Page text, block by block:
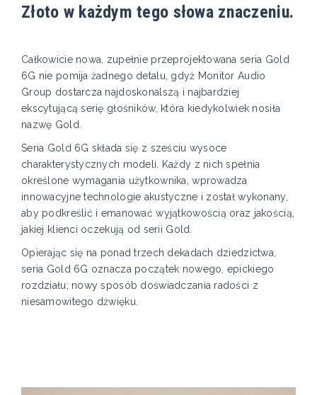
Złoto w każdym tego słowa znaczeniu.
Całkowicie nowa, zupełnie przeprojektowana seria Gold
6G nie pomija żadnego detalu, gdyż Monitor Audio
Group dostarcza najdoskonalszą i najbardziej
ekscytującą serię głośników, która kiedykolwiek nosiła
nazwę Gold.
Seria Gold 6G składa się z sześciu wysoce
charakterystycznych modeli. Każdy z nich spełnia
określone wymagania użytkownika, wprowadza
innowacyjne technologie akustyczne i został wykonany,
aby podkreślić i emanować wyjątkowością oraz jakością,
jakiej klienci oczekują od serii Gold.
Opierając się na ponad trzech dekadach dziedzictwa,
seria Gold 6G oznacza początek nowego, epickiego
rozdziału; nowy sposób doświadczania radości z
niesamowitego dźwięku.